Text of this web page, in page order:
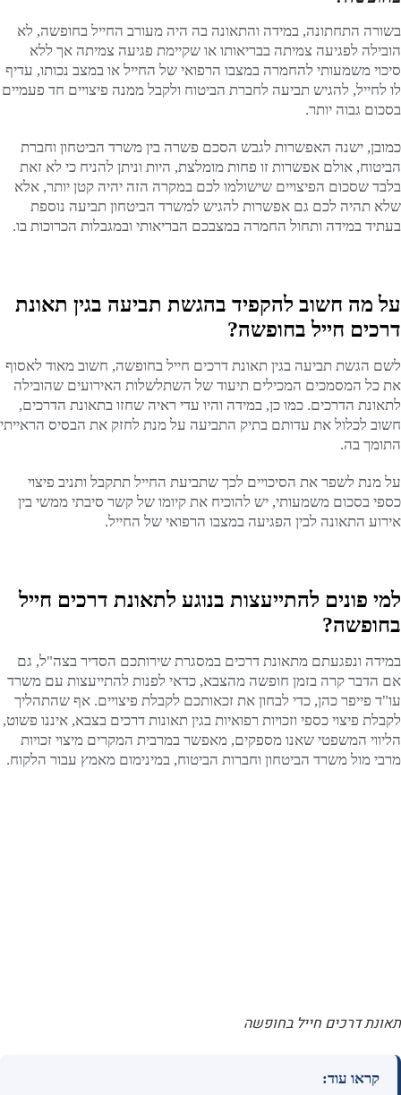
בשורה התחתונה, במידה והתאונה בה היה מעורב החייל בחופשה, לא
הובילה לפגיעה צמיתה בבריאותו או שקיימת פגיעה צמיתה אך ללא
סיכוי משמעותי להחמרה במצבו הרפואי של החייל או במצב נכותו, עדיף
לו לחייל, להגיש תביעה לחברת הביטוח ולקבל ממנה פיצויים חד פעמיים
בסכום גבוה יותר.
כמובן, ישנה האפשרות לגבש הסכם פשרה בין משרד הביטחון וחברת
הביטוח, אולם אפשרות זו פחות מומלצת, היות וניתן להניח כי לא זאת
בלבד שסכום הפיצויים שישולמו לכם במקרה הזה יהיה קטן יותר, אלא
שלא תהיה לכם גם אפשרות להגיש למשרד הביטחון תביעה נוספת
בעתיד במידה ותחול החמרה במצבכם הבריאותי ובמגבלות הכרוכות בו.
על מה חשוב להקפיד בהגשת תביעה בגין תאונת
דרכים חייל בחופשה?
לשם הגשת תביעה בגין תאונת דרכים חייל בחופשה, חשוב מאוד לאסוף
את כל המסמכים המכילים תיעוד של השתלשלות האירועים שהובילה
לתאונת הדרכים. כמו כן, במידה והיו עדי ראיה שחזו בתאונת הדרכים,
חשוב לכלול את עדותם בתיק התביעה על מנת לחזק את הבסיס הראייתי
התומך בה.
על מנת לשפר את הסיכויים לכך שתביעת החייל תתקבל ותניב פיצוי
כספי בסכום משמעותי, יש להוכיח את קיומו של קשר סיבתי ממשי בין
אירוע התאונה לבין הפגיעה במצבו הרפואי של החייל.
למי פונים להתייעצות בנוגע לתאונת דרכים חייל
בחופשה?
במידה ונפגעתם מתאונת דרכים במסגרת שירותכם הסדיר בצה"ל, גם
אם הדבר קרה בזמן חופשה מהצבא, כדאי לפנות להתייעצות עם משרד
עו"ד פייפר כהן, כדי לבחון את זכאותכם לקבלת פיצויים. אף שהתהליך
לקבלת פיצוי כספי וזכויות רפואיות בגין תאונות דרכים בצבא, איננו פשוט,
הליווי המשפטי שאנו מספקים, מאפשר במרבית המקרים מיצוי זכויות
מרבי מול משרד הביטחון וחברות הביטוח, במינימום מאמץ עבור הלקוח.
תאונת דרכים חייל בחופשה
קראו עוד: